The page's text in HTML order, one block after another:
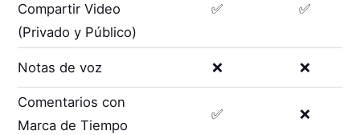
Compartir Video
(Privado y Público)
✅ ✅
Notas de voz ❌ ❌
Comentarios con
Marca de Tiempo
✅ ❌